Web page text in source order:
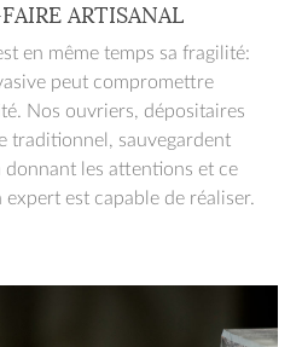
ARTISANAL
en même temps sa fragilité:
peut compromettre
Nos ouvriers, dépositaires
traditionnel, sauvegardent
les attentions et ce
est capable de réaliser.